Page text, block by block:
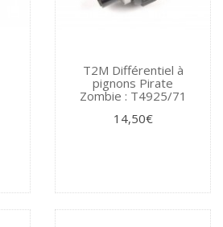
T2M Différentiel à
pignons Pirate
Zombie : T4925/71
14,50€